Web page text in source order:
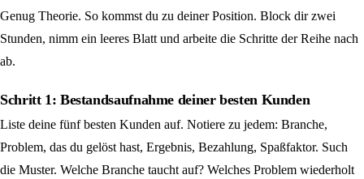
Genug Theorie. So kommst du zu deiner Position. Block dir zwei
Stunden, nimm ein leeres Blatt und arbeite die Schritte der Reihe nach
ab.
Schritt 1: Bestandsaufnahme deiner besten Kunden
Liste deine fünf besten Kunden auf. Notiere zu jedem: Branche,
Problem, das du gelöst hast, Ergebnis, Bezahlung, Spaßfaktor. Such
die Muster. Welche Branche taucht auf? Welches Problem wiederholt